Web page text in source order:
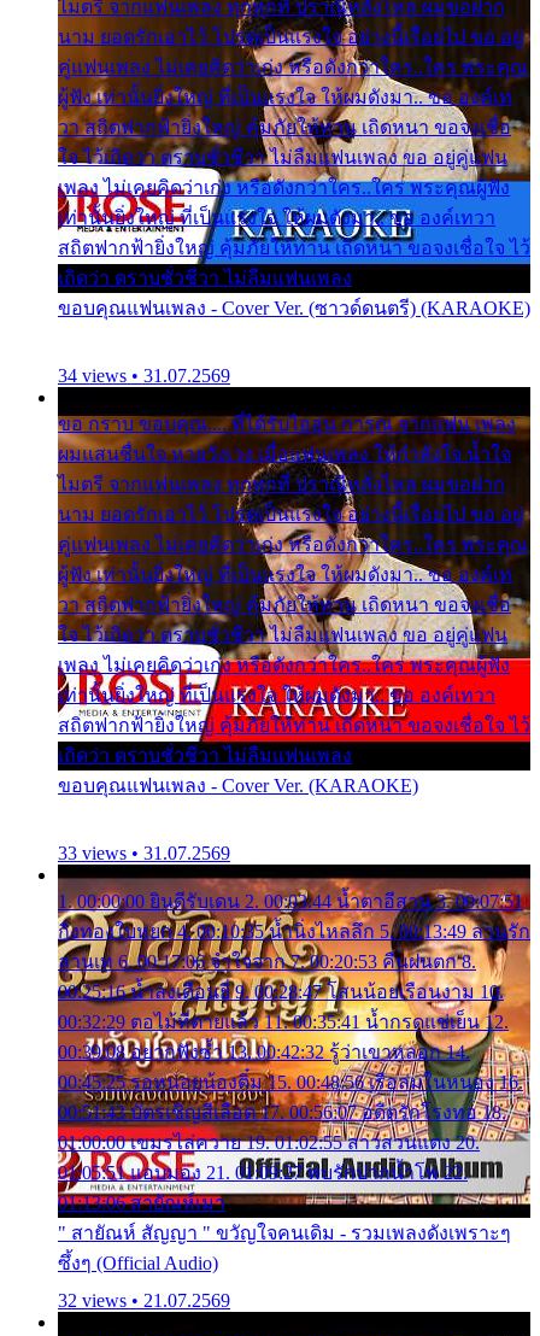
ไมตรี จากแฟนเพลง ทุกทุกที่ ปราณีหลั่งไหล ผมขอฝาก
นาม ยอดรักเอาไว้ โปรดเป็นแรงใจ อย่างนี้เรื่อยไป ขอ อยู่
คู่แฟนเพลง ไม่เคยคิดว่าเก่ง หรือดังกว่าใคร..ใคร พระคุณ
ผู้ฟัง เท่านั้นยิ่งใหญ่ ที่เป็นแรงใจ ให้ผมดังมา.. ขอ องค์เท
วา สถิตฟากฟ้ายิ่งใหญ่ คุ้มภัยให้ท่าน เถิดหนา ขอจงเชื่อ
ใจ ไว้เถิดว่า ตราบชั่วชีวา ไม่ลืมแฟนเพลง ขอ อยู่คู่แฟน
เพลง ไม่เคยคิดว่าเก่ง หรือดังกว่าใคร..ใคร พระคุณผู้ฟัง
เท่านั้นยิ่งใหญ่ ที่เป็นแรงใจ ให้ผมดังมา.. ขอ องค์เทวา
สถิตฟากฟ้ายิ่งใหญ่ คุ้มภัยให้ท่าน เถิดหนา ขอจงเชื่อใจ ไว้
เถิดว่า ตราบชั่วชีวา ไม่ลืมแฟนเพลง
ขอบคุณแฟนเพลง - Cover Ver. (ซาวด์ดนตรี) (KARAOKE)
34 views • 31.07.2569
ขอ กราบ ขอบคุณ.... ที่ได้รับไออุ่น การุณ จากแฟน เพลง
ผมแสนชื่นใจ หายวังเวง เมื่อแฟนเพลง ให้กำลังใจ น้ำใจ
ไมตรี จากแฟนเพลง ทุกทุกที่ ปราณีหลั่งไหล ผมขอฝาก
นาม ยอดรักเอาไว้ โปรดเป็นแรงใจ อย่างนี้เรื่อยไป ขอ อยู่
คู่แฟนเพลง ไม่เคยคิดว่าเก่ง หรือดังกว่าใคร..ใคร พระคุณ
ผู้ฟัง เท่านั้นยิ่งใหญ่ ที่เป็นแรงใจ ให้ผมดังมา.. ขอ องค์เท
วา สถิตฟากฟ้ายิ่งใหญ่ คุ้มภัยให้ท่าน เถิดหนา ขอจงเชื่อ
ใจ ไว้เถิดว่า ตราบชั่วชีวา ไม่ลืมแฟนเพลง ขอ อยู่คู่แฟน
เพลง ไม่เคยคิดว่าเก่ง หรือดังกว่าใคร..ใคร พระคุณผู้ฟัง
เท่านั้นยิ่งใหญ่ ที่เป็นแรงใจ ให้ผมดังมา.. ขอ องค์เทวา
สถิตฟากฟ้ายิ่งใหญ่ คุ้มภัยให้ท่าน เถิดหนา ขอจงเชื่อใจ ไว้
เถิดว่า ตราบชั่วชีวา ไม่ลืมแฟนเพลง
ขอบคุณแฟนเพลง - Cover Ver. (KARAOKE)
33 views • 31.07.2569
1. 00:00:00 ยินดีรับเดน 2. 00:03:44 น้ำตาอีสาน 3. 00:07:51
กิ่งทองใบหยก 4. 00:10:35 น้ำนิ่งไหลลึก 5. 00:13:49 ลานรัก
ลานเท 6. 00:17:06 จำใจจาก 7. 00:20:53 คืนฝนตก 8.
00:25:16 น้ำลงเดือนยี่ 9. 00:28:47 โสนน้อยเรือนงาม 10.
00:32:29 ตอไม้ที่ตายแล้ว 11. 00:35:41 น้ำกรดแช่เย็น 12.
00:39:08 อยากฟังซ้ำ 13. 00:42:32 รู้ว่าเขาหลอก 14.
00:45:25 รอหน่อยน้องติ๋ม 15. 00:48:56 เรือล่มในหนอง 16.
00:51:43 บัตรเชิญสีเลือด 17. 00:56:07 อดีตรักโรงทอ 18.
01:00:00 เขมรไล่ควาย 19. 01:02:55 สาวสวนแตง 20.
01:05:51 แอบมอง 21. 01:09:27 พบรักปากน้ำโพ 22.
01:13:06 สายัณห์เมา
" สายัณห์ สัญญา " ขวัญใจคนเดิม - รวมเพลงดังเพราะๆ
ซึ้งๆ (Official Audio)
32 views • 21.07.2569